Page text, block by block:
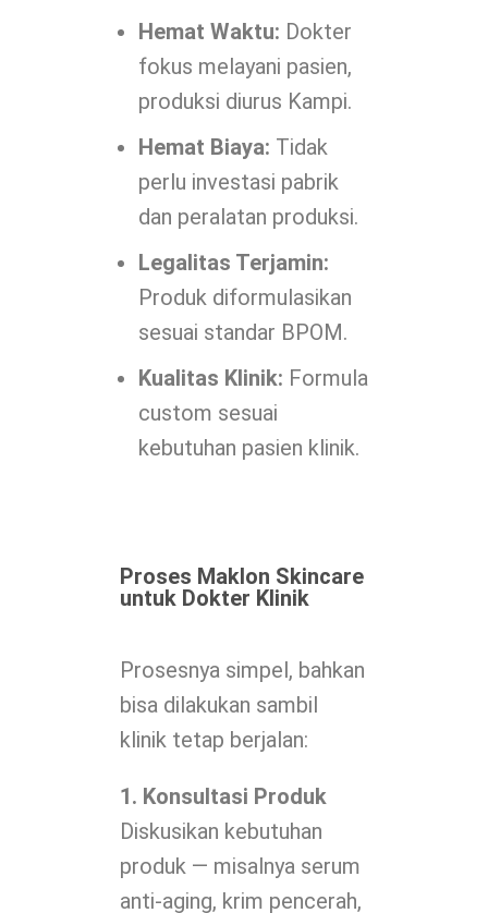
Hemat Waktu: Dokter
fokus melayani pasien,
produksi diurus Kampi.
Hemat Biaya: Tidak
perlu investasi pabrik
dan peralatan produksi.
Legalitas Terjamin:
Produk diformulasikan
sesuai standar BPOM.
Kualitas Klinik: Formula
custom sesuai
kebutuhan pasien klinik.
Proses Maklon Skincare
untuk Dokter Klinik
Prosesnya simpel, bahkan
bisa dilakukan sambil
klinik tetap berjalan:
1. Konsultasi Produk
Diskusikan kebutuhan
produk — misalnya serum
anti-aging, krim pencerah,